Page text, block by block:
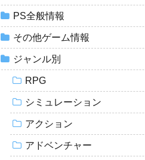
PS全般情報
その他ゲーム情報
ジャンル別
RPG
シミュレーション
アクション
アドベンチャー